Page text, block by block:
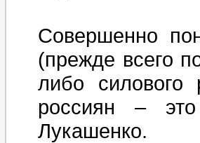
Совершенно
(прежде всего
либо
россиян –
Лукашенко.